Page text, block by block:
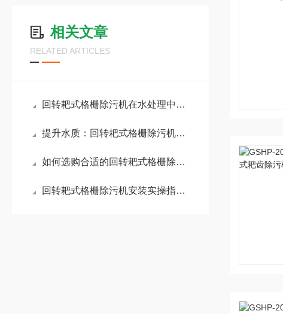
相关文章
RELATED ARTICLES
回转耙式格栅除污机在水处理中发挥着关键作用
提升水质：回转耙式格栅除污机的操作技巧
如何选购合适的回转耙式格栅除污机
回转耙式格栅除污机安装实操指南：确保高效运行的关键